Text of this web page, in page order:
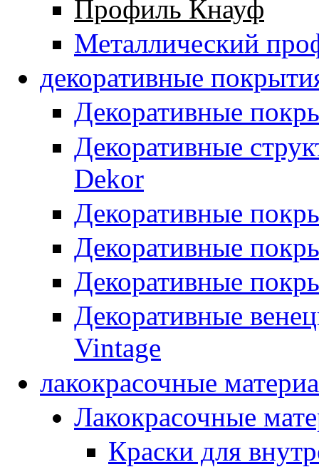
Профиль Кнауф
Металлический
декоративные
Декоративные
Декоративные
Dekor
Декоративные
Декоративные
Декоративные
Декоративные
Vintage
лакокрасочные
Лакокрасочные
Краски для